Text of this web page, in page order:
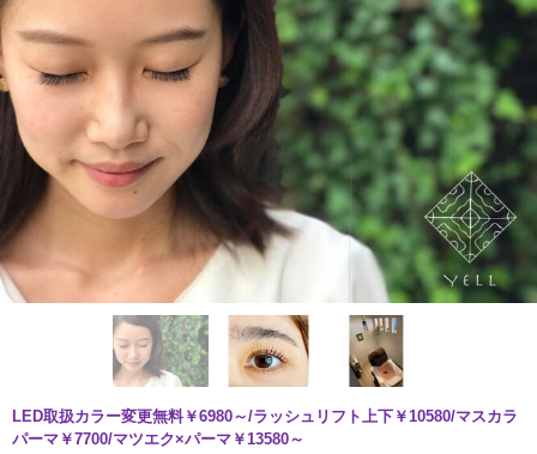
LED取扱カラー変更無料￥6980～/ラッシュリフト上下￥10580/マスカラ
パーマ￥7700/マツエク×パーマ￥13580～